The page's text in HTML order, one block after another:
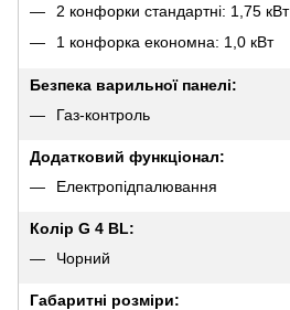
2 конфорки стандартні: 1,75 кВт
1 конфорка економна: 1,0 кВт
Безпека варильної панелі:
Газ-контроль
Додатковий функціонал:
Електропідпалювання
Колір G 4 BL:
Чорний
Габаритні розміри: